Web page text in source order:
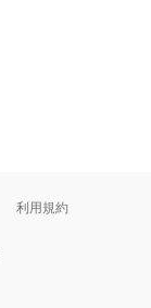
利用規約